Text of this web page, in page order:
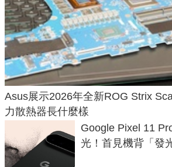
Asus展示2026年全新ROG Strix
力散熱器長什麼樣
Google Pixel 11
光！首見機背「發